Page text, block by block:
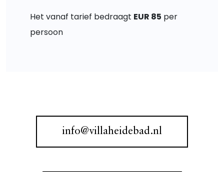
Het vanaf tarief bedraagt EUR 85 per
persoon
info@villaheidebad.nl